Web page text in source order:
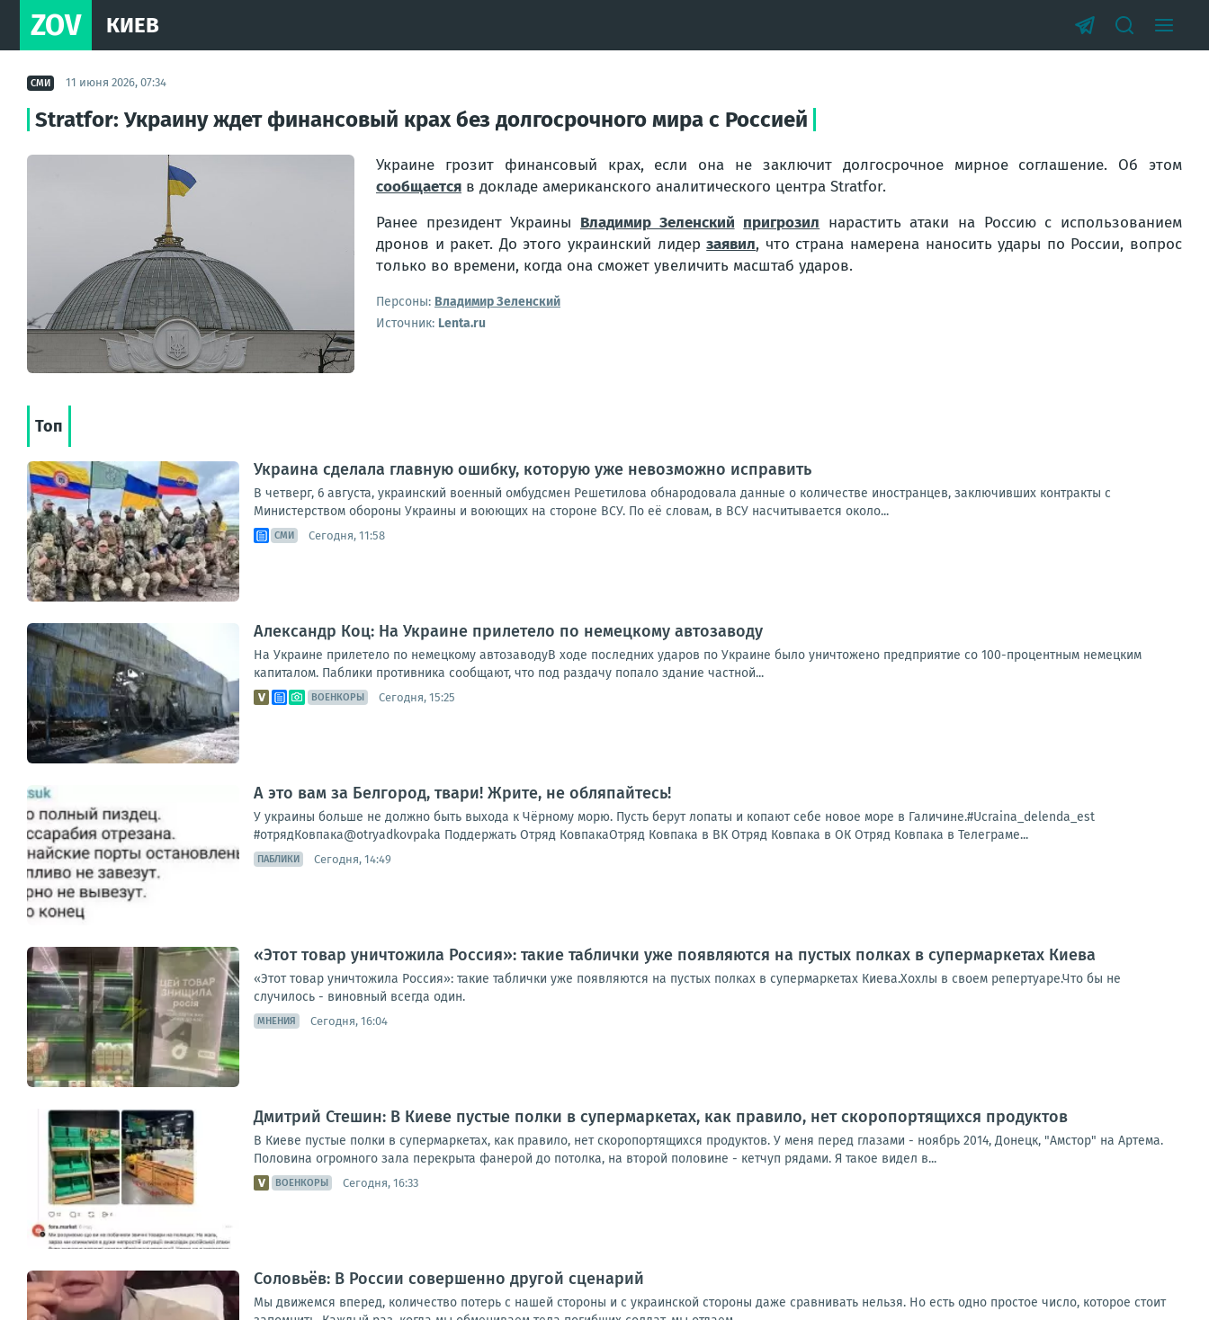
ZOV КИЕВ
СМИ 11 июня 2026, 07:34
Stratfor: Украину ждет финансовый крах без долгосрочного мира с Россией
Украине грозит финансовый крах, если она не заключит долгосрочное мирное соглашение. Об этом
сообщается в докладе американского аналитического центра Stratfor.
Ранее президент Украины Владимир Зеленский пригрозил нарастить атаки на Россию с использованием
дронов и ракет. До этого украинский лидерзаявил, что страна намерена наносить удары по России, вопрос
только во времени, когда она сможет увеличить масштаб ударов.
Персоны: Владимир Зеленский
Источник: Lenta.ru
Топ
Украина сделала главную ошибку, которую уже невозможно исправить
В четверг, 6 августа, украинский военный омбудсмен Решетилова обнародовала данные о количестве иностранцев, заключивших контракты с
Министерством обороны Украины и воюющих на стороне ВСУ. По её словам, в ВСУ насчитывается около...
СМИ Сегодня, 11:58
Александр Коц: На Украине прилетело по немецкому автозаводу
На Украине прилетело по немецкому автозаводуВ ходе последних ударов по Украине было уничтожено предприятие со 100-процентным немецким
капиталом. Паблики противника сообщают, что под раздачу попало здание частной...
ВОЕНКОРЫ Сегодня, 15:25
А это вам за Белгород, твари! Жрите, не обляпайтесь!
У украины больше не должно быть выхода к Чёрному морю. Пусть берут лопаты и копают себе новое море в Галичине.#Ucraina_delenda_est
#отрядКовпака@otryadkovpaka Поддержать Отряд КовпакаОтряд Ковпака в ВК Отряд Ковпака в ОК Отряд Ковпака в Телеграме...
ПАБЛИКИ Сегодня, 14:49
«Этот товар уничтожила Россия»: такие таблички уже появляются на пустых полках в супермаркетах Киева
«Этот товар уничтожила Россия»: такие таблички уже появляются на пустых полках в супермаркетах Киева.Хохлы в своем репертуаре.Что бы не
случилось - виновный всегда один.
МНЕНИЯ Сегодня, 16:04
Дмитрий Стешин: В Киеве пустые полки в супермаркетах, как правило, нет скоропортящихся продуктов
В Киеве пустые полки в супермаркетах, как правило, нет скоропортящихся продуктов. У меня перед глазами - ноябрь 2014, Донецк, "Амстор" на Артема.
Половина огромного зала перекрыта фанерой до потолка, на второй половине - кетчуп рядами. Я такое видел в...
ВОЕНКОРЫ Сегодня, 16:33
Соловьёв: В России совершенно другой сценарий
Мы движемся вперед, количество потерь с нашей стороны и с украинской стороны даже сравнивать нельзя. Но есть одно простое число, которое стоит